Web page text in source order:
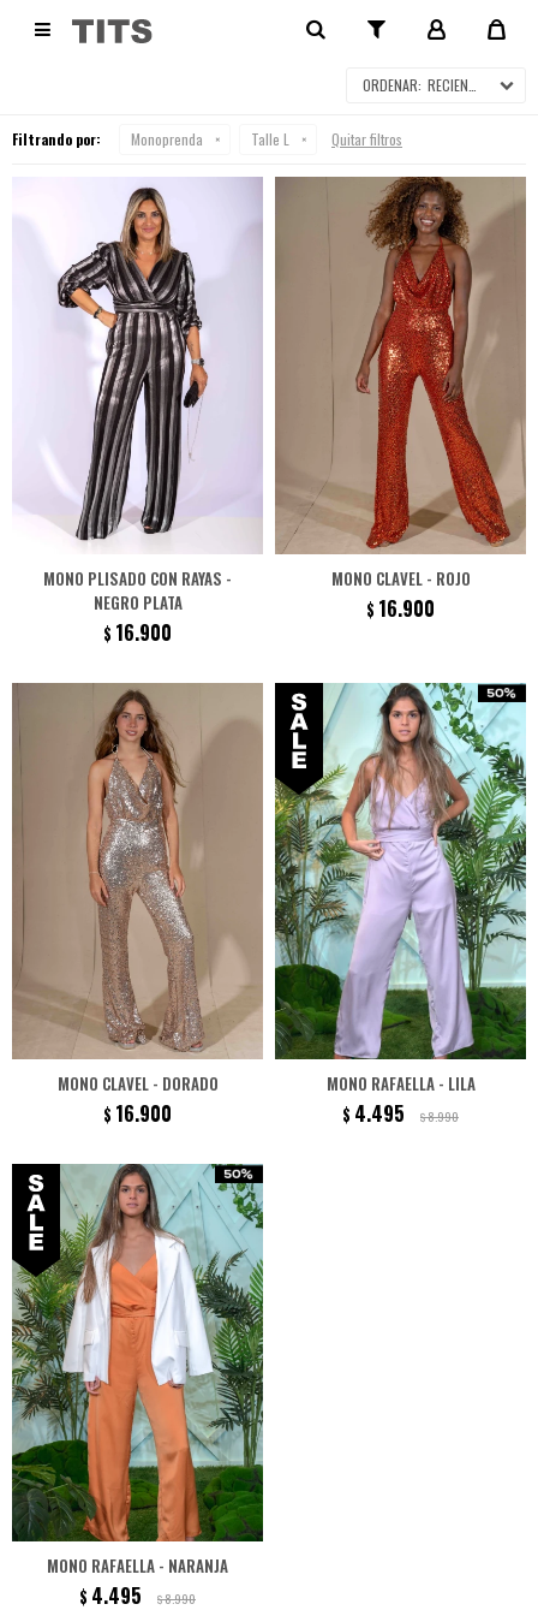
 MONOPRENDA
RECIENTES
Filtrando por: Monoprenda Talle L Quitar filtros
MONO PLISADO CON RAYAS -
NEGRO PLATA
$ 16.900
MONO CLAVEL - ROJO
$ 16.900
MONO CLAVEL - DORADO
$ 16.900
MONO RAFAELLA - LILA
$ 4.495 $8.990
MONO RAFAELLA - NARANJA
$ 4.495 $8.990